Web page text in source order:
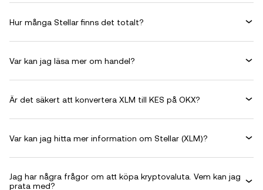
Hur många Stellar finns det totalt?
Var kan jag läsa mer om handel?
Är det säkert att konvertera XLM till KES på OKX?
Var kan jag hitta mer information om Stellar (XLM)?
Jag har några frågor om att köpa kryptovaluta. Vem kan jag
prata med?